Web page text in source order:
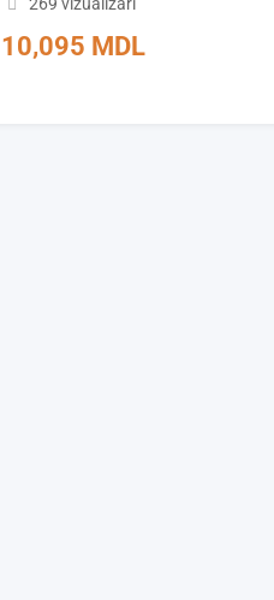
269 vizualizări
10,095 MDL